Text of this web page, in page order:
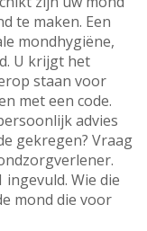
te maken. Een
mondhygiëne,
U krijgt het
staan voor
met een code.
advies
gekregen? Vraag
ingevuld. Wie die
mond die voor